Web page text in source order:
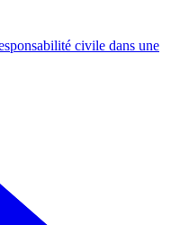
civile dans une